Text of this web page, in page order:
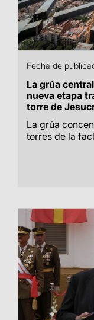
Fecha de
La grúa
nueva etapa
torre de
La grúa
torres de la